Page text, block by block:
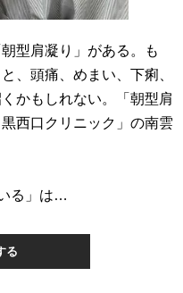
型肩凝り」がある。も
、頭痛、めまい、下痢、
かもしれない。「朝型肩
西口クリニック」の南雲
る」は…
る